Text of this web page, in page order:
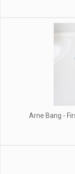
Arne Bang -